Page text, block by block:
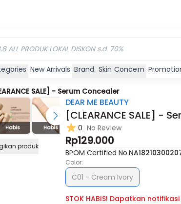
New Arrivals Brand Skin Concern
SALE] - Serum Concealer
Habis Habis
produk
DEAR ME BEAUTY
[CLEARANCE SALE] -
0 No Review
Rp129.000
BPOM Certified No.
Color:
C01 - Cream Ivory
STOK HABIS! Dapatkan